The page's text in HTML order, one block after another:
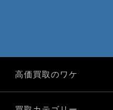
高価買取のワケ